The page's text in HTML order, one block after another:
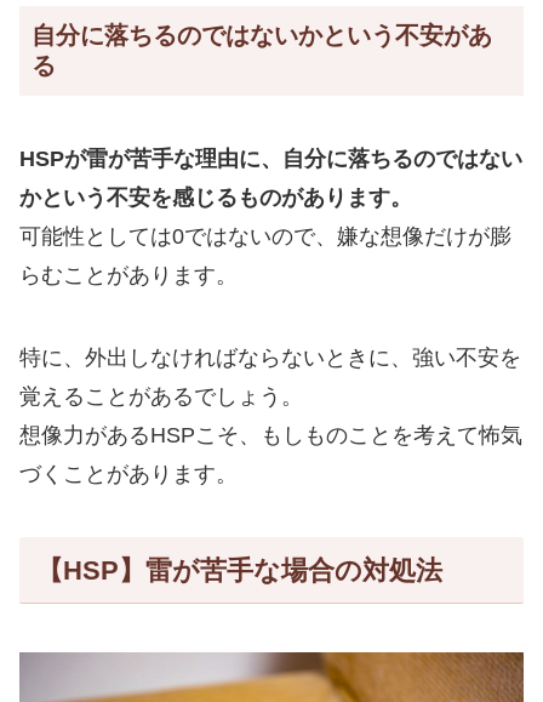
自分に落ちるのではないかという不安があ
る
HSPが雷が苦手な理由に、自分に落ちるのではない
かという不安を感じるものがあります。
可能性としては0ではないので、嫌な想像だけが膨
らむことがあります。
特に、外出しなければならないときに、強い不安を
覚えることがあるでしょう。
想像力があるHSPこそ、もしものことを考えて怖気
づくことがあります。
【HSP】雷が苦手な場合の対処法